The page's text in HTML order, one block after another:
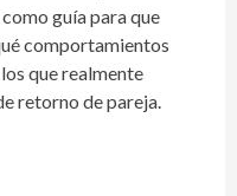
guía para que
comportamientos
que realmente
retorno de pareja.